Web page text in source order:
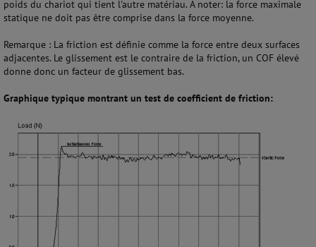
poids du chariot qui tient l'autre matériau. À noter: la force maximale
statique ne doit pas être comprise dans la force moyenne.
Remarque : La friction est définie comme la force entre deux surfaces
adjacentes. Le glissement est le contraire de la friction, un COF élevé
donne donc un facteur de glissement bas.
Graphique typique montrant un test de coefficient de friction: